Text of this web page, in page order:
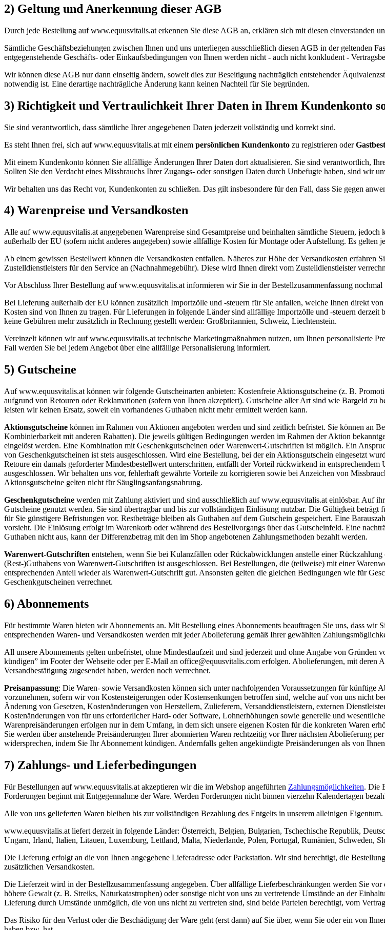
2) Geltung und Anerkennung dieser AGB
Durch jede Bestellung auf www.equusvitalis.at erkennen Sie diese AGB an, erklären sich mit diesen einverstanden
Sämtliche Geschäftsbeziehungen zwischen Ihnen und uns unterliegen ausschließlich diesen AGB in der geltenden
entgegenstehende Geschäfts- oder Einkaufsbedingungen von Ihnen werden nicht - auch nicht konkludent -
Wir können diese AGB nur dann einseitig ändern, soweit dies zur Beseitigung nachträglich entstehender
notwendig ist. Eine derartige nachträgliche Änderung kann keinen Nachteil für Sie begründen.
3) Richtigkeit und Vertraulichkeit Ihrer Daten in Ihrem Kundenkonto
Sie sind verantwortlich, dass sämtliche Ihrer angegebenen Daten jederzeit vollständig und korrekt sind.
Es steht Ihnen frei, sich auf www.equusvitalis.at mit einem persönlichen Kundenkonto zu registrieren oder
Mit einem Kundenkonto können Sie allfällige Änderungen Ihrer Daten dort aktualisieren. Sie sind verantwortlich,
Sollten Sie den Verdacht eines Missbrauchs Ihrer Zugangs- oder sonstigen Daten durch Unbefugte haben, sind wir
Wir behalten uns das Recht vor, Kundenkonten zu schließen. Das gilt insbesondere für den Fall, dass Sie gegen
4) Warenpreise und Versandkosten
Alle auf www.equusvitalis.at angegebenen Warenpreise sind Gesamtpreise und beinhalten sämtliche Steuern,
außerhalb der EU (sofern nicht anderes angegeben) sowie allfällige Kosten für Montage oder Aufstellung. Es gelten
Ab einem gewissen Bestellwert können die Versandkosten entfallen. Näheres zur Höhe der Versandkosten erfahren
Zustelldienstleisters für den Service an (Nachnahmegebühr). Diese wird Ihnen direkt vom Zustelldienstleister
Vor Abschluss Ihrer Bestellung auf www.equusvitalis.at informieren wir Sie in der Bestellzusammenfassung
Bei Lieferung außerhalb der EU können zusätzlich Importzölle und -steuern für Sie anfallen, welche Ihnen direkt
Kosten sind von Ihnen zu tragen. Für Lieferungen in folgende Länder sind allfällige Importzölle und -steuern
keine Gebühren mehr zusätzlich in Rechnung gestellt werden: Großbritannien, Schweiz, Liechtenstein.
Vereinzelt können wir auf www.equusvitalis.at technische Marketingmaßnahmen nutzen, um Ihnen personalisierte
Fall werden Sie bei jedem Angebot über eine allfällige Personalisierung informiert.
5) Gutscheine
Auf www.equusvitalis.at können wir folgende Gutscheinarten anbieten: Kostenfreie Aktionsgutscheine (z. B.
aufgrund von Retouren oder Reklamationen (sofern von Ihnen akzeptiert). Gutscheine aller Art sind wie Bargeld
leisten wir keinen Ersatz, soweit ein vorhandenes Guthaben nicht mehr ermittelt werden kann.
Aktionsgutscheine können im Rahmen von Aktionen angeboten werden und sind zeitlich befristet. Sie können an
Kombinierbarkeit mit anderen Rabatten). Die jeweils gültigen Bedingungen werden im Rahmen der Aktion
eingelöst werden. Eine Kombination mit Geschenkgutscheinen oder Warenwert-Gutschriften ist möglich. Ein
von Geschenkgutscheinen ist stets ausgeschlossen. Wird eine Bestellung, bei der ein Aktionsgutschein eingesetzt
Retoure ein damals geforderter Mindestbestellwert unterschritten, entfällt der Vorteil rückwirkend in
ausgeschlossen. Wir behalten uns vor, fehlerhaft gewährte Vorteile zu korrigieren sowie bei Anzeichen von
Aktionsgutscheine gelten nicht für Säuglingsanfangsnahrung.
Geschenkgutscheine werden mit Zahlung aktiviert und sind ausschließlich auf www.equusvitalis.at einlösbar. Auf
Gutscheine genutzt werden. Sie sind übertragbar und bis zur vollständigen Einlösung nutzbar. Die Gültigkeit beträgt
für Sie günstigere Befristungen vor. Restbeträge bleiben als Guthaben auf dem Gutschein gespeichert. Eine
vorsieht. Die Einlösung erfolgt im Warenkorb oder während des Bestellvorgangs über das Gutscheinfeld. Eine
Guthaben nicht aus, kann der Differenzbetrag mit den im Shop angebotenen Zahlungsmethoden bezahlt werden.
Warenwert-Gutschriften entstehen, wenn Sie bei Kulanzfällen oder Rückabwicklungen anstelle einer
(Rest-)Guthabens von Warenwert-Gutschriften ist ausgeschlossen. Bei Bestellungen, die (teilweise) mit einer
entsprechenden Anteil wieder als Warenwert-Gutschrift gut. Ansonsten gelten die gleichen Bedingungen wie für
Geschenkgutscheinen verrechnet.
6) Abonnements
Für bestimmte Waren bieten wir Abonnements an. Mit Bestellung eines Abonnements beauftragen Sie uns, dass
entsprechenden Waren- und Versandkosten werden mit jeder Abolieferung gemäß Ihrer gewählten
All unsere Abonnements gelten unbefristet, ohne Mindestlaufzeit und sind jederzeit und ohne Angabe von
kündigen” im Footer der Webseite oder per E-Mail an office@equusvitalis.com erfolgen. Abolieferungen, mit
Versandbestätigung zugesendet haben, werden noch verrechnet.
Preisanpassung: Die Waren- sowie Versandkosten können sich unter nachfolgenden Voraussetzungen für künftige
vorzunehmen, sofern wir von Kostensteigerungen oder Kostensenkungen betroffen sind, welche auf von uns nicht
Änderung von Gesetzen, Kostenänderungen von Herstellern, Zulieferern, Versanddienstleistern, externen
Kostenänderungen von für uns erforderlicher Hard- oder Software, Lohnerhöhungen sowie generelle und
Warenpreisänderungen erfolgen nur in dem Umfang, in dem sich unsere eigenen Kosten für die konkreten Waren
Sie werden über anstehende Preisänderungen Ihrer abonnierten Waren rechtzeitig vor Ihrer nächsten Abolieferung
widersprechen, indem Sie Ihr Abonnement kündigen. Andernfalls gelten angekündigte Preisänderungen als von
7) Zahlungs- und Lieferbedingungen
Für Bestellungen auf www.equusvitalis.at akzeptieren wir die im Webshop angeführten Zahlungsmöglichkeiten. Die
Forderungen beginnt mit Entgegennahme der Ware. Werden Forderungen nicht binnen vierzehn Kalendertagen
Alle von uns gelieferten Waren bleiben bis zur vollständigen Bezahlung des Entgelts in unserem alleinigen Eigentum.
www.equusvitalis.at liefert derzeit in folgende Länder: Österreich, Belgien, Bulgarien, Tschechische Republik,
Ungarn, Irland, Italien, Litauen, Luxemburg, Lettland, Malta, Niederlande, Polen, Portugal, Rumänien, Schweden,
Die Lieferung erfolgt an die von Ihnen angegebene Lieferadresse oder Packstation. Wir sind berechtigt, die
zusätzlichen Versandkosten.
Die Lieferzeit wird in der Bestellzusammenfassung angegeben. Über allfällige Lieferbeschränkungen werden Sie
höhere Gewalt (z. B. Streiks, Naturkatastrophen) oder sonstige nicht von uns zu vertretende Umstände an der
Lieferung durch Umstände unmöglich, die von uns nicht zu vertreten sind, sind beide Parteien berechtigt, vom
Das Risiko für den Verlust oder die Beschädigung der Ware geht (erst dann) auf Sie über, wenn Sie oder ein von